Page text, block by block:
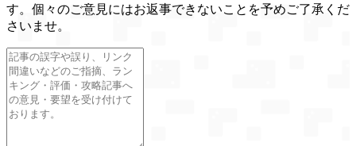
す。個々のご意見にはお返事できないことを予めご了承くだ
さいませ。